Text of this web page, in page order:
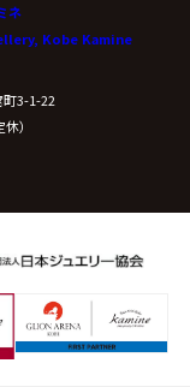
ネ
Kobe Kamine
3-1-22
）